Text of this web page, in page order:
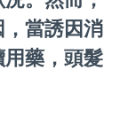
當誘因消
藥，頭髮